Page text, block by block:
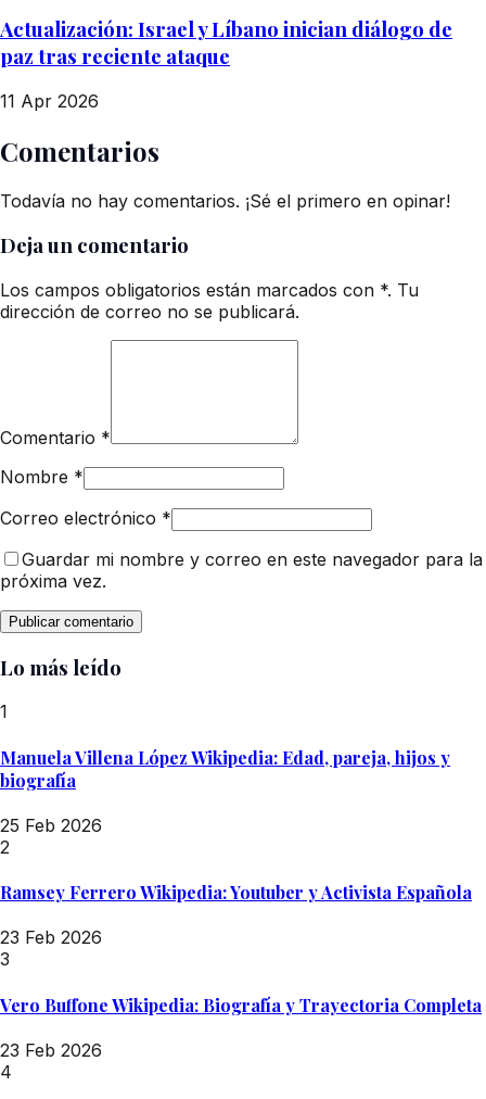
Actualización: Israel y Líbano inician diálogo de
paz tras reciente ataque
11 Apr 2026
Comentarios
Todavía no hay comentarios. ¡Sé el primero en opinar!
Deja un comentario
Los campos obligatorios están marcados con *. Tu
dirección de correo no se publicará.
Comentario *
Nombre *
Correo electrónico *
Guardar mi nombre y correo en este navegador para la
próxima vez.
Lo más leído
1
Manuela Villena López Wikipedia: Edad, pareja, hijos y
biografía
25 Feb 2026
2
Ramsey Ferrero Wikipedia: Youtuber y Activista Española
23 Feb 2026
3
Vero Buffone Wikipedia: Biografía y Trayectoria Completa
23 Feb 2026
4